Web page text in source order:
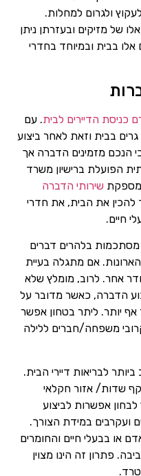
ולגרום למחלות.
של מזיקים ובעזרתן ניתן
בבית ובמיוחד בחדרי
הדיירים לבית. עם
בבית וזאת לאחר ביצוע
הנכם מזמינים הדברה אך
הפועלת ברישיון משרד
שירותי הדברה
להכין את הבית, את חדרי
חיים.
מסתכמות בלהרים דברים
אם מתגלה בעיית
אחר. לרוב, מומלץ שלא
הדברה, כאשר מדובר על
אף יותר. ליתר בטחון אפשר
משפחה/חברים ללילה
לבריאות דיירי הבית.
שדות/ אזור חקלאי
אפשרות לביצוע
ועקרבים במידת הצורך.
או בבעלי חיים והחומרים
פתרון זה הינו מצוין